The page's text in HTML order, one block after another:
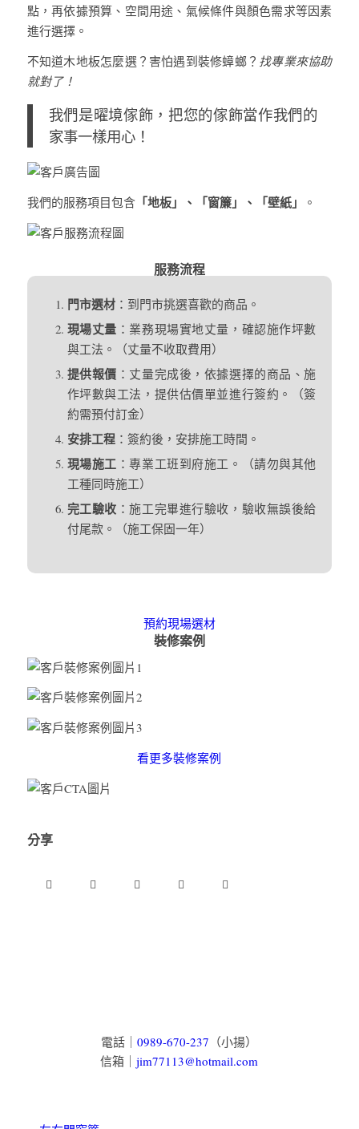
點，再依據預算、空間用途、氣候條件與顏色需求等因素
進行選擇。
不知道木地板怎麼選？害怕遇到裝修蟑螂？ 找專業來協助
就對了！
我們是曜境傢飾，把您的傢飾當作我們的
家事一樣用心！
我們的服務項目包含 「地板」、「窗簾」、「壁紙」 。
服務流程
門市選材：到門市挑選喜歡的商品。
現場丈量 ：業務現場實地丈量，確認施作坪數
與工法。（丈量不收取費用）
提供報價 ：丈量完成後，依據選擇的商品、施
作坪數與工法，提供估價單並進行簽約。（簽
約需預付訂金）
安排工程：簽約後，安排施工時間。
現場施工 ：專業工班到府施工。（請勿與其他
工種同時施工）
完工驗收 ：施工完畢進行驗收，驗收無誤後給
付尾款。（施工保固一年）
預約現場選材
裝修案例
看更多裝修案例
分享
電話｜0989-670-237 （小揚）
信箱｜jim77113@hotmail.com